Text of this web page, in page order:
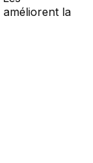
améliorent la